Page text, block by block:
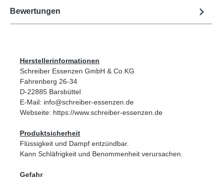
Bewertungen
Herstellerinformationen
Schreiber Essenzen GmbH & Co.KG
Fahrenberg 26-34
D-22885 Barsbüttel
E-Mail: info@schreiber-essenzen.de
Webseite: https://www.schreiber-essenzen.de
Produktsicherheit
Flüssigkeit und Dampf entzündbar.
Kann Schläfrigkeit und Benommenheit verursachen.
Gefahr